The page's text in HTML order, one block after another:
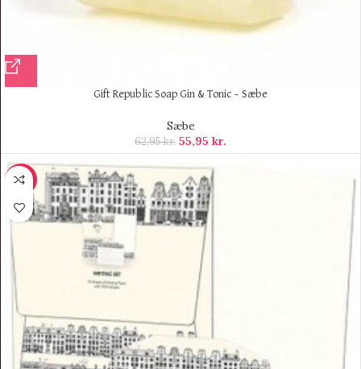
Gift Republic Soap Gin & Tonic – Sæbe
Sæbe
62,95kr. 55,95 kr.
-70%